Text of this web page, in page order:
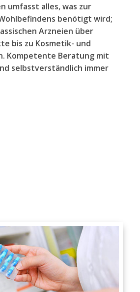
umfasst alles, was zur
benötigt wird;
Arzneien über
bis zu Kosmetik- und
Kompetente Beratung mit
selbstverständlich immer